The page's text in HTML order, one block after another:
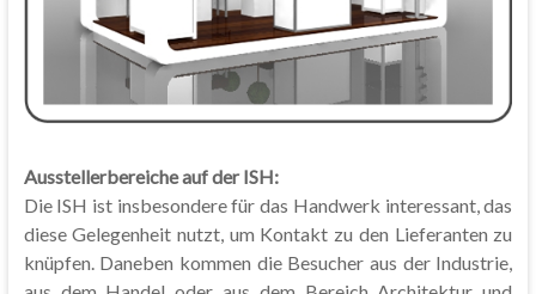
Ausstellerbereiche auf der ISH:
Die ISH ist insbesondere für das Handwerk interessant, das
diese Gelegenheit nutzt, um Kontakt zu den Lieferanten zu
knüpfen. Daneben kommen die Besucher aus der Industrie,